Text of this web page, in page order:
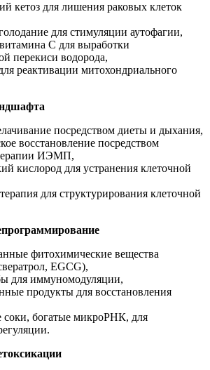
кетоз для лишения раковых клеток
для стимуляции аутофагии,
С для выработки
перекиси водорода,
реактивации митохондриального
посредством диеты и дыхания,
восстановление посредством
ИЭМП,
кислород для устранения клеточной
для структурирования клеточной
фитохимические вещества
EGCG),
для иммуномодуляции,
продукты для восстановления
соки, богатые микроРНК, для